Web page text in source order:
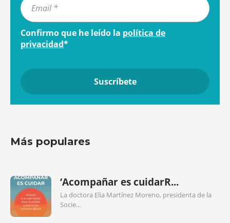
Confirmo que he leído la política de
privacidad*
Más populares
‘Acompañar es cuidarR...
La doctora Elia Martínez Moreno, presidenta de la
Socie...